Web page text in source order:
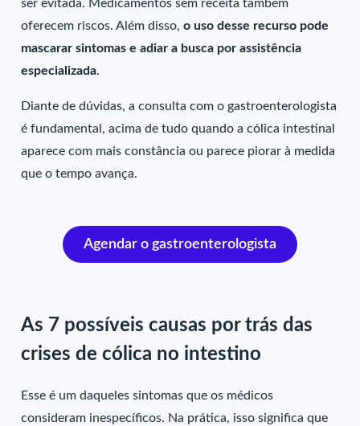
ser evitada. Medicamentos sem receita também
oferecem riscos. Além disso,o uso desse recurso pode
mascarar sintomas e adiar a busca por assistência
especializada.
Diante de dúvidas, a consulta com o gastroenterologista
é fundamental, acima de tudo quando a cólica intestinal
aparece com mais constância ou parece piorar à medida
que o tempo avança.
Agendar o gastroenterologista
As 7 possíveis causas por trás das
crises de cólica no intestino
Esse é um daqueles sintomas que os médicos
consideram inespecíficos. Na prática, isso significa que